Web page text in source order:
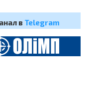
в Telegram